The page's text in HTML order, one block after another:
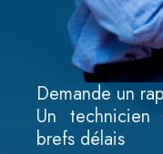
Demande un
Un technicien
brefs délais